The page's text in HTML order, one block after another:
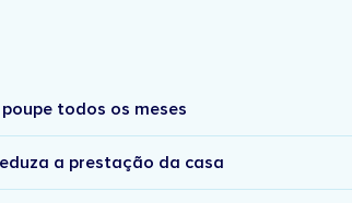
todos os meses
a prestação da casa